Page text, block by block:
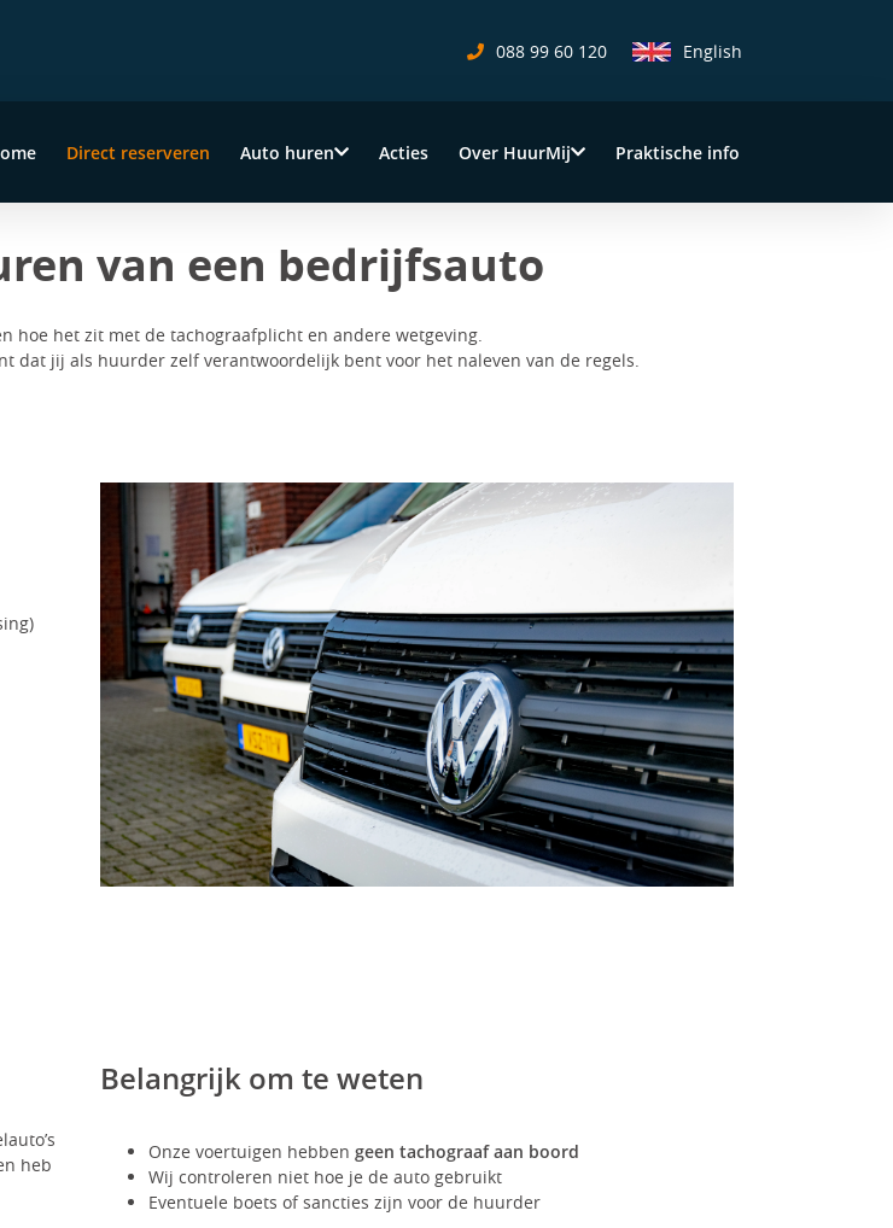
088 99 60 120 English
Direct reserveren Auto huren Acties Over HuurMij Praktische info
van een bedrijfsauto
hoe het zit met de tachograafplicht en andere wetgeving.
dat jij als huurder zelf verantwoordelijk bent voor het naleven van de regels.
heb
Belangrijk om te weten
Onze voertuigen hebben geen tachograaf aan boord
Wij controleren niet hoe je de auto gebruikt
Eventuele boets of sancties zijn voor de huurder